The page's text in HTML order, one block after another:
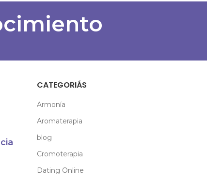
CATEGORIÁS
Armonía
Aromaterapia
blog
Cromoterapia
Dating Online